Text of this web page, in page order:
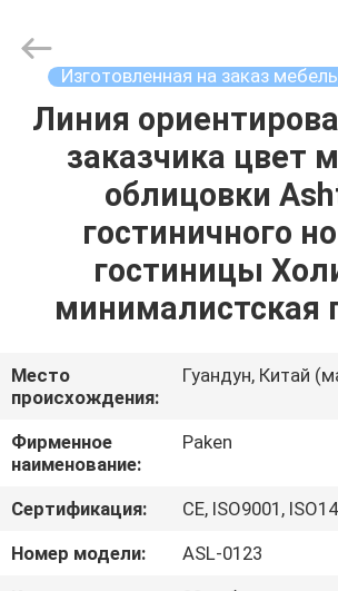
ДОМ
ПРОДУКТЫ
НАС
ПУТЕШЕСТВИЕ
ФАБРИКИ
ПРОВЕРКА
КАЧЕСТВА
Reserved.
Изготовленная на заказ
Линия
заказчика цвет
облицовки
гостиничного
гостиницы
минималистская
Место
происхождения:
Гуандун, Китай
Фирменное
наименование:
Paken
Сертификация:
CE, ISO9001,
Номер модели:
ASL-0123